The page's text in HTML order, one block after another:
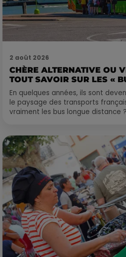
2 août 2026
CHÈRE ALTERNATIVE OU
TOUT SAVOIR SUR LES «
En quelques années, ils sont
le paysage des transports
vraiment les bus longue distance